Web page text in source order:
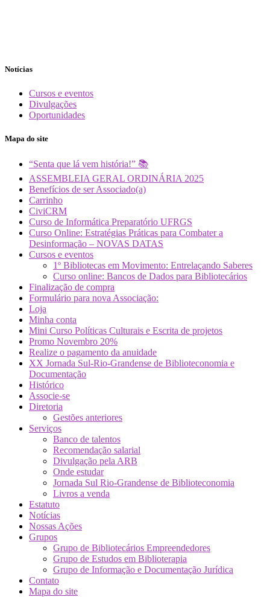
Notícias
Cursos e eventos
Divulgações
Oportunidades
Mapa do site
“Senta que lá vem história!” 📚
ASSEMBLEIA GERAL ORDINÁRIA 2025
Benefícios de ser Associado(a)
Carrinho
CiviCRM
Curso de Informática Preparatório UFRGS
Curso Online: Estratégias Práticas para Combater a
Desinformação – NOVAS DATAS
Cursos e eventos
1º Bibliotecas em Movimento: Entrelaçando Saberes
Curso online: Bancos de Dados para Bibliotecários
Finalização de compra
Formulário para nova Associação:
Loja
Minha conta
Mini Curso Políticas Culturais e Escrita de projetos
Promo Novembro 20%
Realize o pagamento da anuidade
XX Jornada Sul-Rio-Grandense de Biblioteconomia e
Documentação
Histórico
Associe-se
Diretoria
Gestões anteriores
Serviços
Banco de talentos
Recomendação salarial
Divulgação pela ARB
Onde estudar
Jornada Sul Rio-Grandense de Biblioteconomia
Livros a venda
Estatuto
Notícias
Nossas Ações
Grupos
Grupo de Bibliotecários Empreendedores
Grupo de Estudos em Biblioterapia
Grupo de Informação e Documentação Jurídica
Contato
Mapa do site